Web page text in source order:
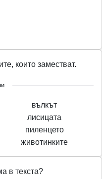
които заместват.
вълкът
лисицата
пиленцето
животинките
в текста?